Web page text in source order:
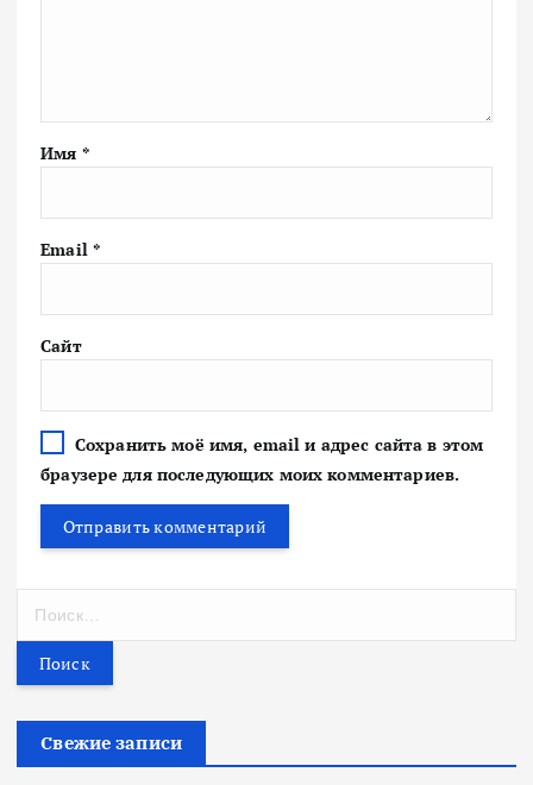
Имя *
Email *
Сайт
Сохранить моё имя, email и адрес сайта в этом
браузере для последующих моих комментариев.
т
Свежие записи